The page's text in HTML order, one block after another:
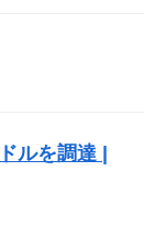
ルを調達 |